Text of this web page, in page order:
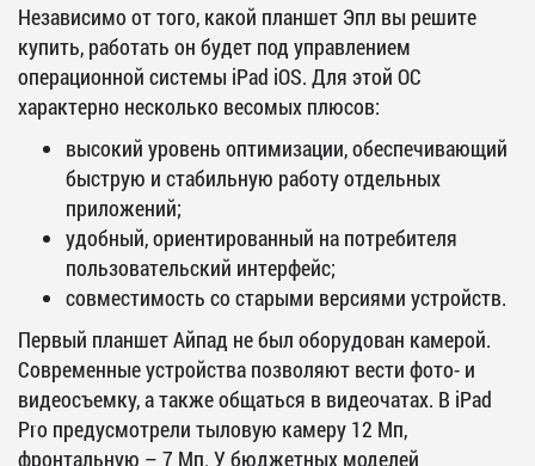
Независимо от того, какой планшет Эпл вы решите
купить, работать он будет под управлением
операционной системы iPad iOS. Для этой ОС
характерно несколько весомых плюсов:
высокий уровень оптимизации, обеспечивающий
быструю и стабильную работу отдельных
приложений;
удобный, ориентированный на потребителя
пользовательский интерфейс;
совместимость со старыми версиями устройств.
Первый планшет Айпад не был оборудован камерой.
Современные устройства позволяют вести фото- и
видеосъемку, а также общаться в видеочатах. В iPad
Pro предусмотрели тыловую камеру 12 Мп,
фронтальную – 7 Мп. У бюджетных моделей